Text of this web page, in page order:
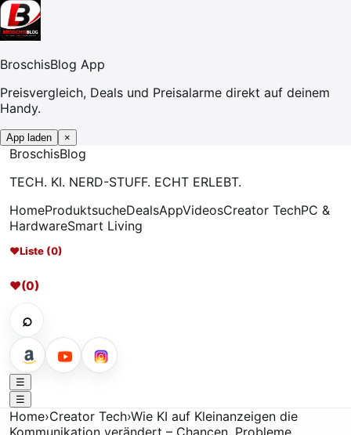
BroschisBlog App
Preisvergleich, Deals und Preisalarme direkt auf deinem
Handy.
App laden ×
BroschisBlog
TECH. KI. NERD-STUFF. ECHT ERLEBT.
HomeProduktsucheDealsAppVideosCreator TechPC &
HardwareSmart Living
♥Liste (0)
♥(0)
⌕
☰
☰
Home›Creator Tech›Wie KI auf Kleinanzeigen die
Kommunikation verändert – Chancen, Probleme,